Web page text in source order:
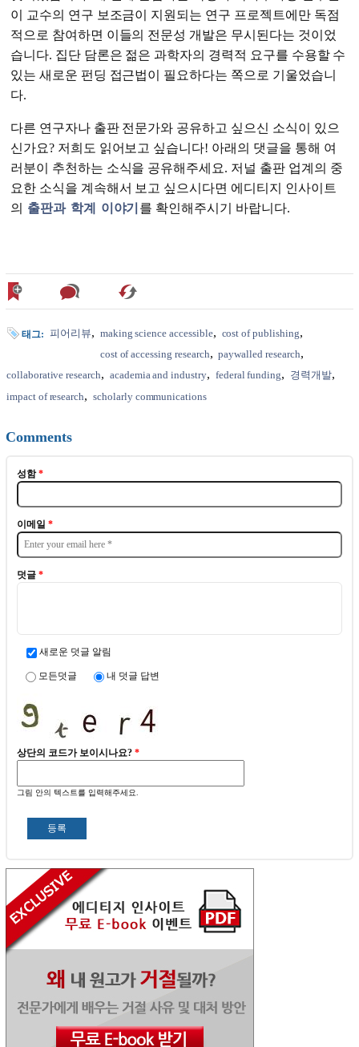
이 교수의 연구 보조금이 지원되는 연구 프로젝트에만 독점
적으로 참여하면 이들의 전문성 개발은 무시된다는 것이었
습니다. 집단 담론은 젊은 과학자의 경력적 요구를 수용할 수
있는 새로운 펀딩 접근법이 필요하다는 쪽으로 기울었습니
다.
다른 연구자나 출판 전문가와 공유하고 싶으신 소식이 있으
신가요? 저희도 읽어보고 싶습니다! 아래의 댓글을 통해 여
러분이 추천하는 소식을 공유해주세요. 저널 출판 업계의 중
요한 소식을 계속해서 보고 싶으시다면 에디티지 인사이트
의 출판과 학계 이야기 를 확인해주시기 바랍니다.
태그: 피어리뷰 making science accessible
cost of publishing
cost of accessing research
paywalled research
collaborative research
academia and industry federal funding
경력개발
impact of research
scholarly communications
Comments
성함*
이메일 *
덧글 *
새로운 덧글 알림
모든덧글 내 덧글 답변
상단의 코드가 보이시나요? *
그림 안의 텍스트를 입력해주세요.